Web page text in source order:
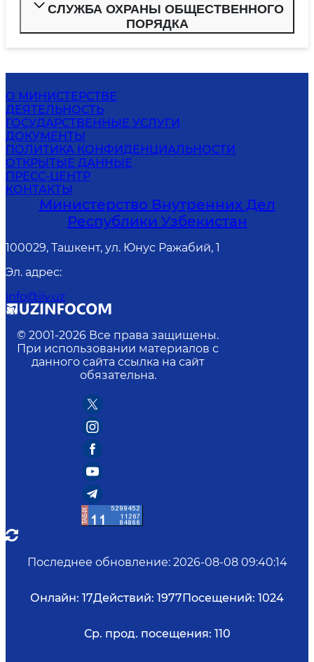
СЛУЖБА ОХРАНЫ ОБЩЕСТВЕННОГО
ПОРЯДКА
О МИНИСТЕРСТВЕ
ДЕЯТЕЛЬНОСТЬ
ГОСУДАРСТВЕННЫЕ УСЛУГИ
ДОКУМЕНТЫ
ПОЛИТИКА КОНФИДЕНЦИАЛЬНОСТИ
ОТКРЫТЫЕ ДАННЫЕ
ПРЕСС-ЦЕНТР
КОНТАКТЫ
Министерство Внутренних Дел
Республики Узбекистан
100029, Ташкент, ул. Юнус Ражабий, 1
Эл. адрес:
info@iiv.uz
© 2001-2026 Все права защищены.
При использовании материалов с
данного сайта ссылка на сайт
обязательна.
Последнее обновление: 2026-08-08 09:40:14
Онлайн: 17Действий: 1977Посещений: 1024
Ср. прод. посещения: 110